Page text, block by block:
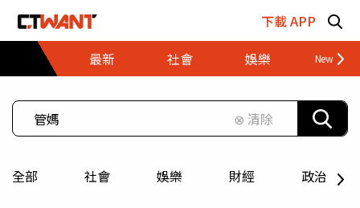
下載 APP
最新
社會 娛樂 財經
⊗ 清除
全部 社會 娛樂 財經 政治